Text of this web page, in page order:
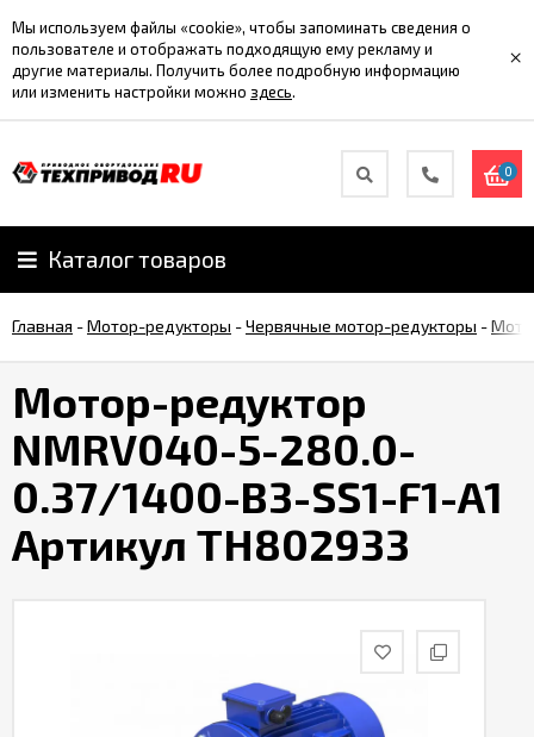
Мы используем файлы «cookie», чтобы запоминать сведения о
пользователе и отображать подходящую ему рекламу и
другие материалы. Получить более подробную информацию
или изменить настройки можно здесь.
×
0
Каталог товаров
Главная -Мотор-редукторы -Червячные мотор-редукторы -
Мотор-редуктор
NMRV040-5-280.0-
0.37/1400-B3-SS1-F1-A1
Артикул TH802933